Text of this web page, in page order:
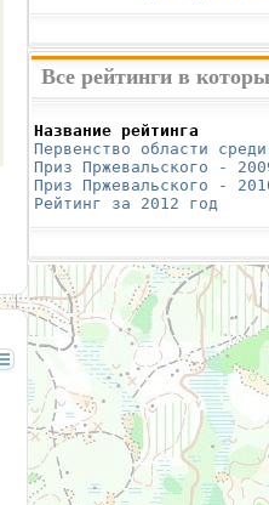
Все рейтинги в
Название рейтинга
Первенство области
Приз Пржевальского -
Приз Пржевальского -
Рейтинг за 2012 год